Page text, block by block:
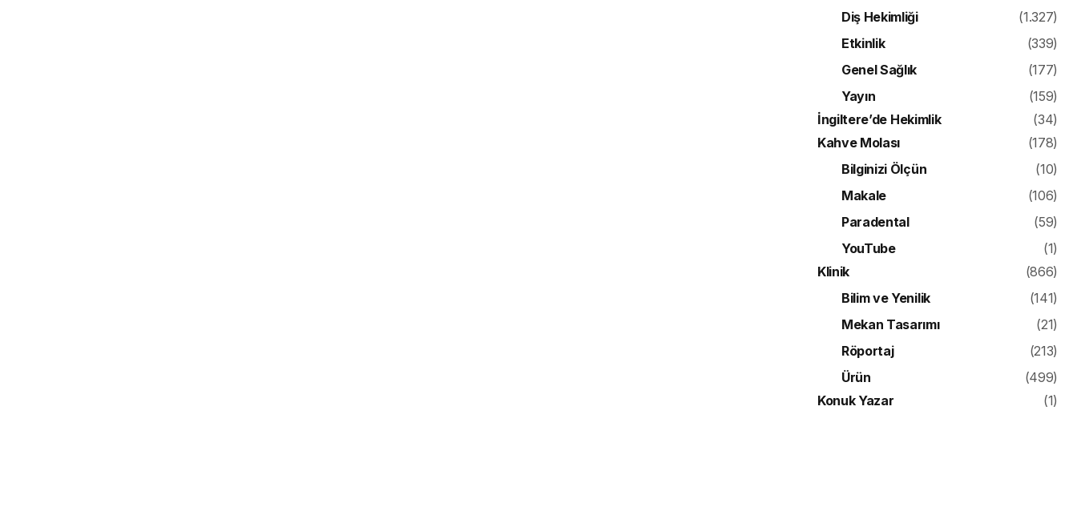
Diş Hekimliği
(1.327)
Etkinlik
(339)
Genel Sağlık
(177)
Yayın
(159)
İngiltere’de Hekimlik
(34)
Kahve Molası
(178)
Bilginizi Ölçün
(10)
Makale
(106)
Paradental
(59)
YouTube
(1)
Klinik
(866)
Bilim ve Yenilik
(141)
Mekan Tasarımı
(21)
Röportaj
(213)
Ürün
(499)
Konuk Yazar
(1)